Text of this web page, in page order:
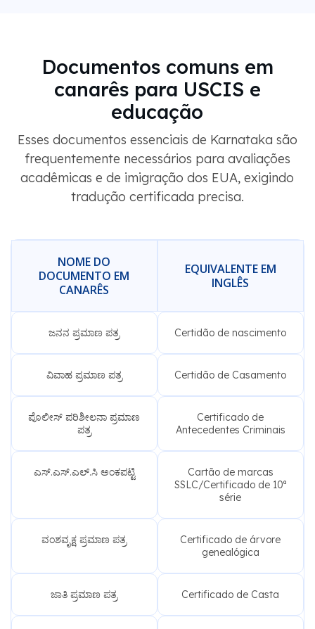
Documentos comuns em
canarês para USCIS e
educação
Esses documentos essenciais de Karnataka são
frequentemente necessários para avaliações
acadêmicas e de imigração dos EUA, exigindo
tradução certificada precisa.
NOME DO
DOCUMENTO EM
CANARÊS
EQUIVALENTE EM
INGLÊS
ಜನನ ಪ್ರಮಾಣ ಪತ್ರ Certidão de nascimento
ವಿವಾಹ ಪ್ರಮಾಣ ಪತ್ರ Certidão de Casamento
ಪೊಲೀಸ್ ಪರಿಶೀಲನಾ ಪ್ರಮಾಣ
ಪತ್ರ
Certificado de
Antecedentes Criminais
ಎಸ್.ಎಸ್.ಎಲ್.ಸಿ ಅಂಕಪಟ್ಟಿ
Cartão de marcas
SSLC/Certificado de 10ª
série
ವಂಶವೃಕ್ಷ ಪ್ರಮಾಣ ಪತ್ರ
Certificado de árvore
genealógica
ಜಾತಿ ಪ್ರಮಾಣ ಪತ್ರ Certificado de Casta